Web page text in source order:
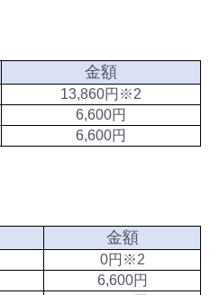
金額
13,860円※2
6,600円
6,600円
金額
0円※2
6,600円